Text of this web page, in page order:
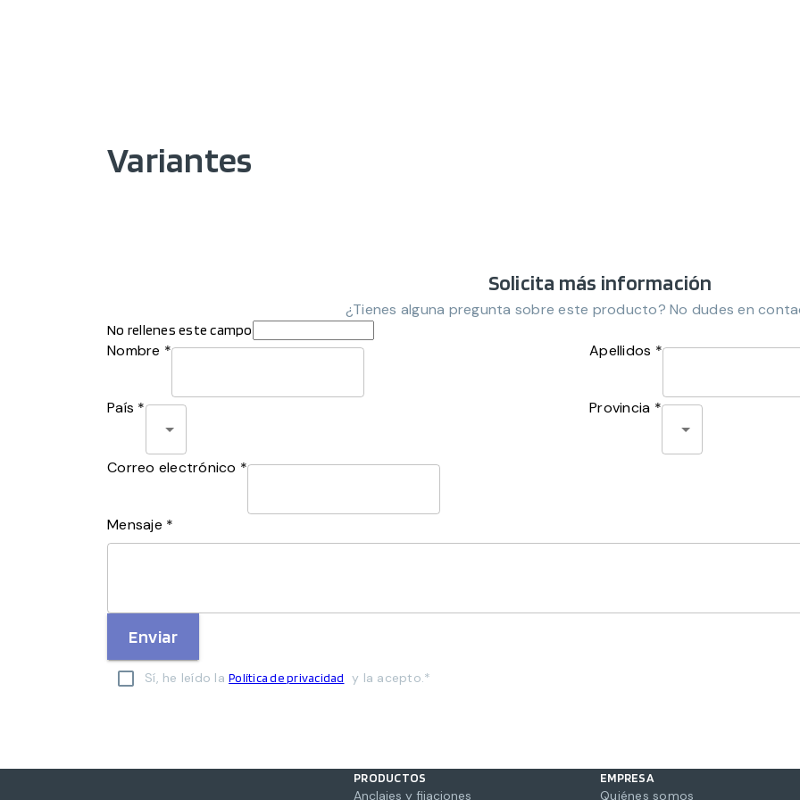
Variantes
Solicita más información
¿Tienes alguna pregunta sobre este producto? No dudes en
No rellenes este campo
Nombre * Apellidos *
País * Provincia *
Correo electrónico *
Mensaje *
Enviar
Sí, he leído la Política de privacidad y la acepto.*
PRODUCTOS
Anclajes y fijaciones
EMPRESA
Quiénes somos